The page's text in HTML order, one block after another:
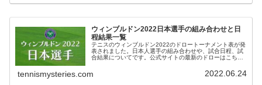
ウィンブルドン2022日本選手の組み合わせと日
程結果一覧
テニスのウィンブルドン2022のドロートーナメント表が発
表されました。日本人選手の組み合わせや、試合日程、試
合結果についてです。公式サイトの最新のドローはこち
tennismysteries.com 2022.06.24